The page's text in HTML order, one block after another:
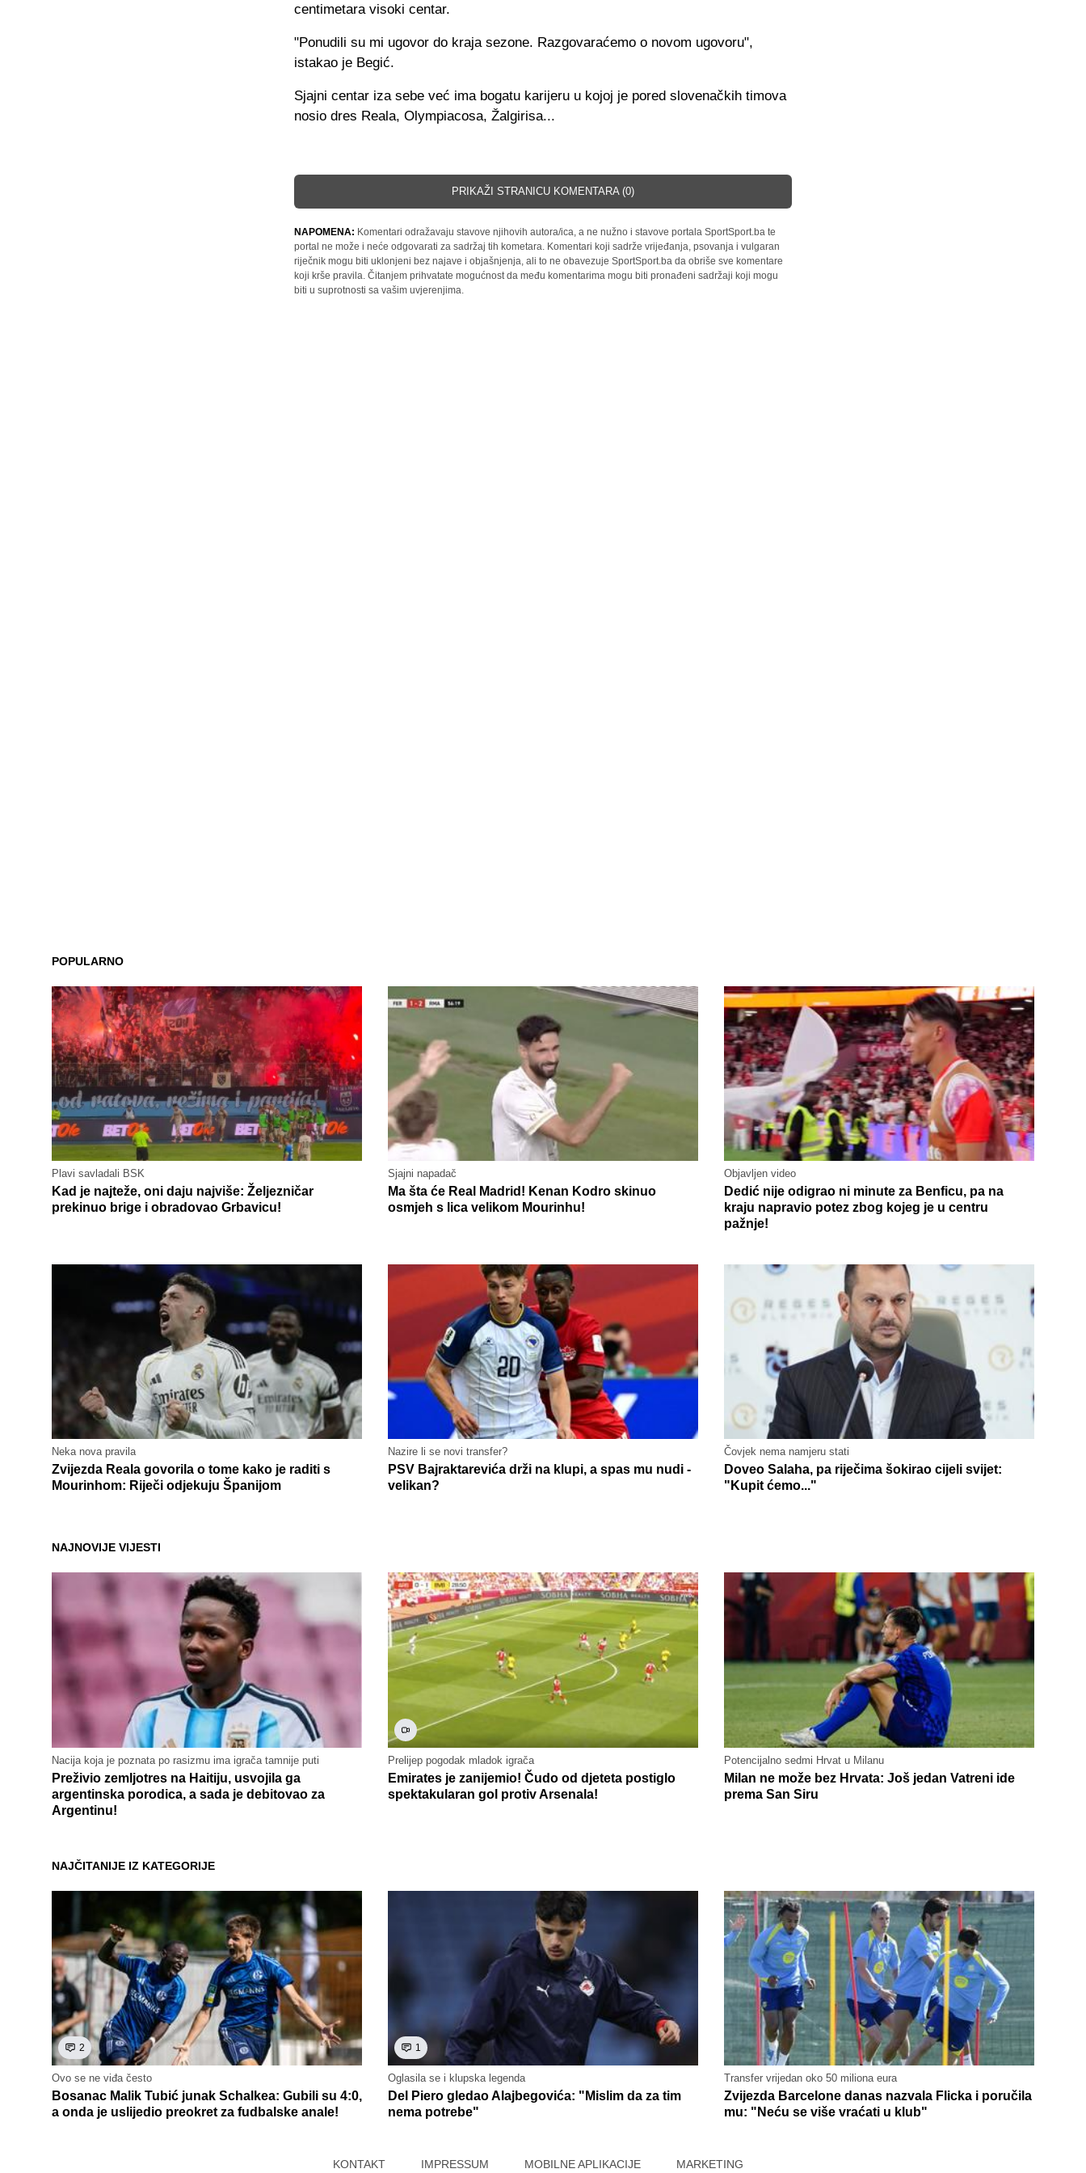
centimetara visoki centar.
"Ponudili su mi ugovor do kraja sezone. Razgovaraćemo o novom ugovoru",
istakao je Begić.
Sjajni centar iza sebe već ima bogatu karijeru u kojoj je pored slovenačkih timova
nosio dres Reala, Olympiacosa, Žalgirisa...
PRIKAŽI STRANICU KOMENTARA (0)
NAPOMENA: Komentari odražavaju stavove njihovih autora/ica, a ne nužno i stavove portala SportSport.ba te
portal ne može i neće odgovarati za sadržaj tih kometara. Komentari koji sadrže vrijeđanja, psovanja i vulgaran
riječnik mogu biti uklonjeni bez najave i objašnjenja, ali to ne obavezuje SportSport.ba da obriše sve komentare
koji krše pravila. Čitanjem prihvatate mogućnost da među komentarima mogu biti pronađeni sadržaji koji mogu
biti u suprotnosti sa vašim uvjerenjima.
POPULARNO
Plavi savladali BSK
Kad je najteže, oni daju najviše: Željezničar
prekinuo brige i obradovao Grbavicu!
Sjajni napadač
Ma šta će Real Madrid! Kenan Kodro skinuo
osmjeh s lica velikom Mourinhu!
Objavljen video
Dedić nije odigrao ni minute za Benficu, pa na
kraju napravio potez zbog kojeg je u centru
pažnje!
Neka nova pravila
Zvijezda Reala govorila o tome kako je raditi s
Mourinhom: Riječi odjekuju Španijom
Nazire li se novi transfer?
PSV Bajraktarevića drži na klupi, a spas mu nudi -
velikan?
Čovjek nema namjeru stati
Doveo Salaha, pa riječima šokirao cijeli svijet:
"Kupit ćemo..."
NAJNOVIJE VIJESTI
Nacija koja je poznata po rasizmu ima igrača tamnije puti
Preživio zemljotres na Haitiju, usvojila ga
argentinska porodica, a sada je debitovao za
Argentinu!
Prelijep pogodak mladok igrača
Emirates je zanijemio! Čudo od djeteta postiglo
spektakularan gol protiv Arsenala!
Potencijalno sedmi Hrvat u Milanu
Milan ne može bez Hrvata: Još jedan Vatreni ide
prema San Siru
NAJČITANIJE IZ KATEGORIJE
2
Ovo se ne viđa često
Bosanac Malik Tubić junak Schalkea: Gubili su 4:0,
a onda je uslijedio preokret za fudbalske anale!
1
Oglasila se i klupska legenda
Del Piero gledao Alajbegovića: "Mislim da za tim
nema potrebe"
Transfer vrijedan oko 50 miliona eura
Zvijezda Barcelone danas nazvala Flicka i poručila
mu: "Neću se više vraćati u klub"
KONTAKT IMPRESSUM MOBILNE APLIKACIJE MARKETING